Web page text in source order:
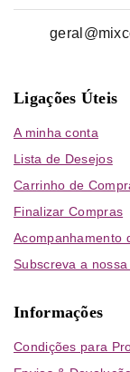
Ligações Úteis
A minha conta
Lista de Desejos
Carrinho de
Finalizar Compras
Acompanhamento
Subscreva a
Informações
Condições para